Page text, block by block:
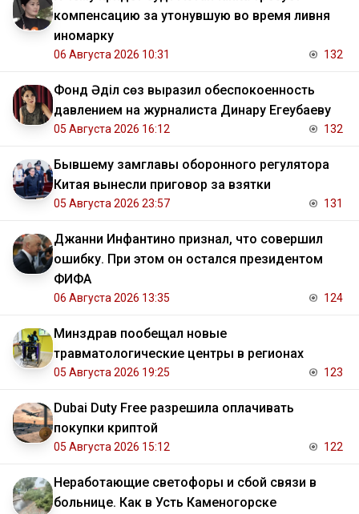
компенсацию за утонувшую во время ливня
иномарку
06 Августа 2026 10:31 132
Фонд Әділ сөз выразил обеспокоенность
давлением на журналиста Динару Егеубаеву
05 Августа 2026 16:12 132
Бывшему замглавы оборонного регулятора
Китая вынесли приговор за взятки
05 Августа 2026 23:57 131
Джанни Инфантино признал, что совершил
ошибку. При этом он остался президентом
ФИФА
06 Августа 2026 13:35 124
Минздрав пообещал новые
травматологические центры в регионах
05 Августа 2026 19:25 123
Dubai Duty Free разрешила оплачивать
покупки криптой
05 Августа 2026 15:12 122
Неработающие светофоры и сбой связи в
больнице. Как в Усть Каменогорске